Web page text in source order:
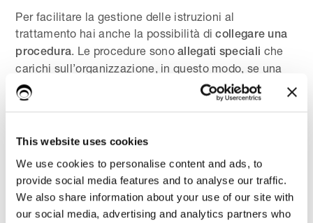
This website uses cookies
We use cookies to personalise content and ads, to
provide social media features and to analyse our traffic.
We also share information about your use of our site with
our social media, advertising and analytics partners who
Per facilitare la gestione delle istruzioni al
trattamento hai anche la possibilità dicollegare una
procedura. Le procedure sonoallegati speciali che
carichi sull’organizzazione, in questo modo, se una
procedura contiene delle istruzioni puoicollegarla
direttamente ad un trattamento
senza doverle
specifica, puoi collegarla sul singolo autorizzato
sullasingola mansionedalla sezioneOrganigramma.